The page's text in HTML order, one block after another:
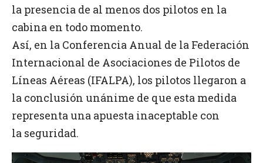
la presencia de al menos dos pilotos en la
cabina en todo momento.
Así, en la Conferencia Anual de la Federación
Internacional de Asociaciones de Pilotos de
Líneas Aéreas (IFALPA), los pilotos llegaron a
la conclusión unánime de que esta medida
representa una apuesta inaceptable con
la seguridad.